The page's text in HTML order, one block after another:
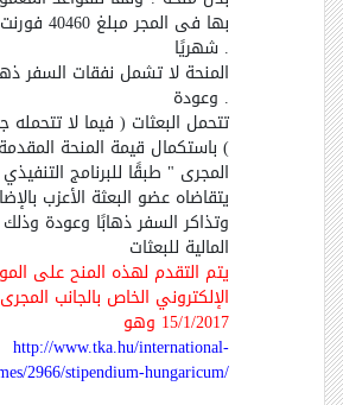
بها فى المجر
شهريًا .
المنحة لا تشمل نفقات السفر
وعودة .
تتحمل البعثات ( فيما لا
) باستكمال قيمة المنحة
المجرى " طبقًا للبرنامج
يتقاضاه عضو البعثة الأعزب
وتذاكر السفر ذهابًا وعودة وذلك
المالية للبعثات
يتم التقدم لهذه المنح على
الإلكتروني الخاص بالجانب
15/1/2017 وهو
http://www.tka.hu/international-
2966/stipendium-hungaricum/